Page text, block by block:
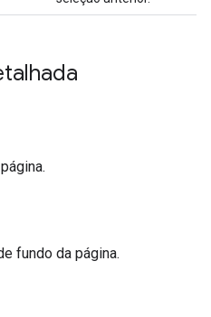
fundo da página.